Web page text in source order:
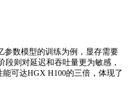
数模型的训练为例，显存需要
则对延迟和吞吐量更为敏感，
可达HGX H100的三倍，体现了